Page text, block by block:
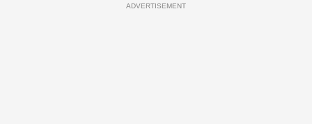
ADVERTISEMENT